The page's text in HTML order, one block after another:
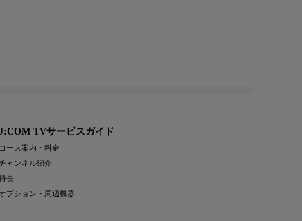
TVサービスガイド
コース案内・料金
チャンネル紹介
長
オプション・周辺機器